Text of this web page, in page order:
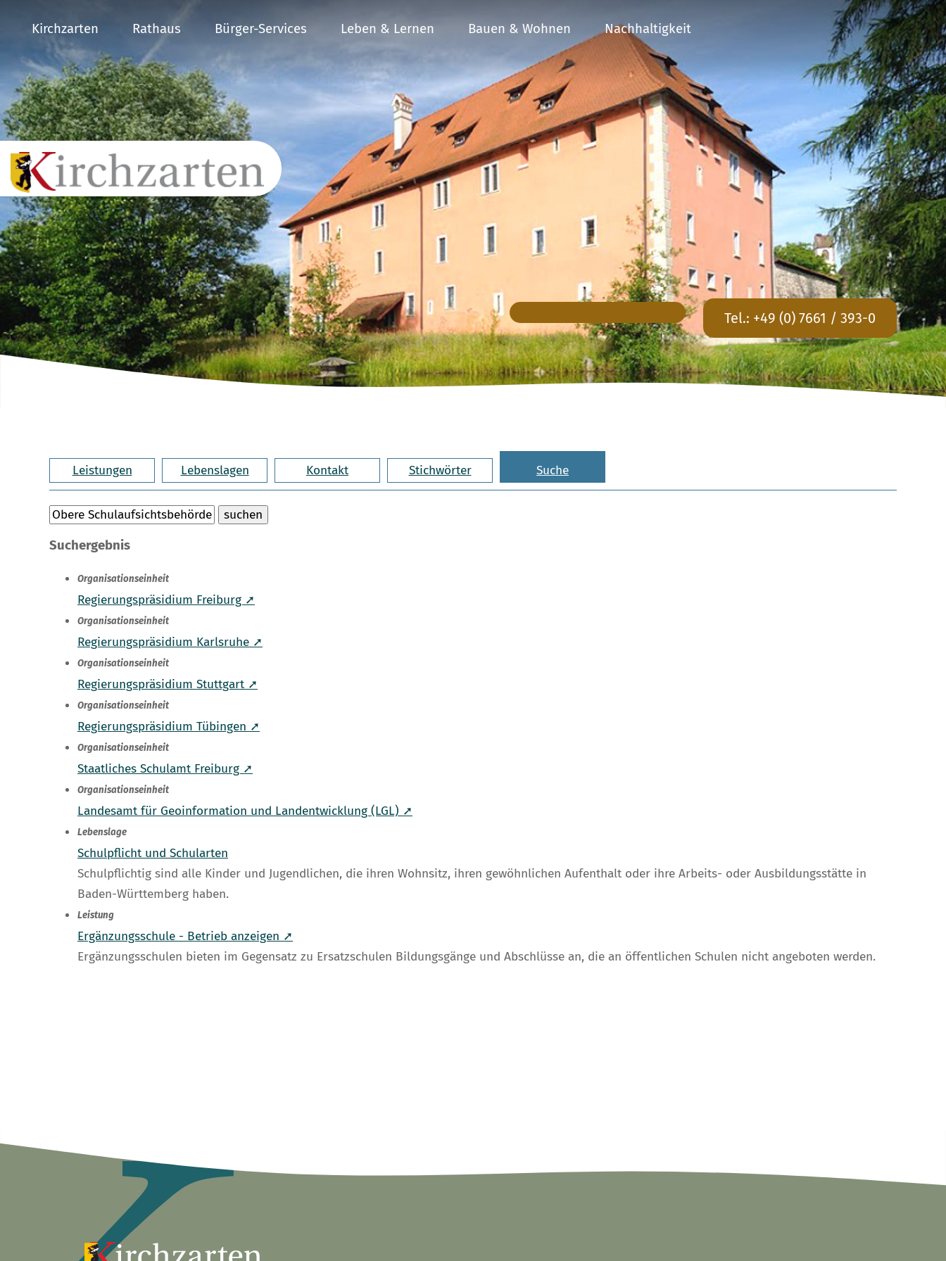
Kirchzarten Rathaus Bürger-Services Leben & Lernen Bauen & Wohnen Nachhaltigkeit
Tel.: +49 (0) 7661 / 393-0
Leistungen Lebenslagen Kontakt Stichwörter Suche
Suchergebnis
Organisationseinheit
Regierungspräsidium Freiburg ➚
Organisationseinheit
Regierungspräsidium Karlsruhe ➚
Organisationseinheit
Regierungspräsidium Stuttgart ➚
Organisationseinheit
Regierungspräsidium Tübingen ➚
Organisationseinheit
Staatliches Schulamt Freiburg ➚
Organisationseinheit
Landesamt für Geoinformation und Landentwicklung (LGL) ➚
Lebenslage
Schulpflicht und Schularten
Schulpflichtig sind alle Kinder und Jugendlichen, die ihren Wohnsitz, ihren gewöhnlichen Aufenthalt oder ihre Arbeits- oder Ausbildungsstätte in
Baden-Württemberg haben.
Leistung
Ergänzungsschule - Betrieb anzeigen ➚
Ergänzungsschulen bieten im Gegensatz zu Ersatzschulen Bildungsgänge und Abschlüsse an, die an öffentlichen Schulen nicht angeboten werden.